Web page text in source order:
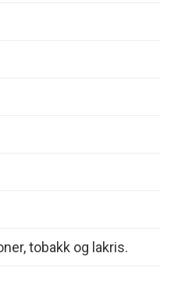
tobakk og lakris.